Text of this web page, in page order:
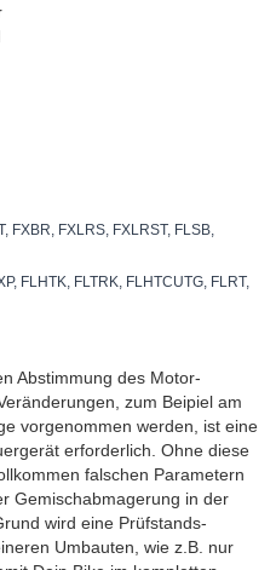
FXBR, FXLRS, FXLRST, FLSB,
FLHTK, FLTRK, FLHTCUTG, FLRT,
Abstimmung des Motor-
zum Beipiel am
vorgenommen werden, ist eine
erforderlich. Ohne diese
falschen Parametern
Gemischabmagerung in der
wird eine Prüfstands-
Umbauten, wie z.B. nur